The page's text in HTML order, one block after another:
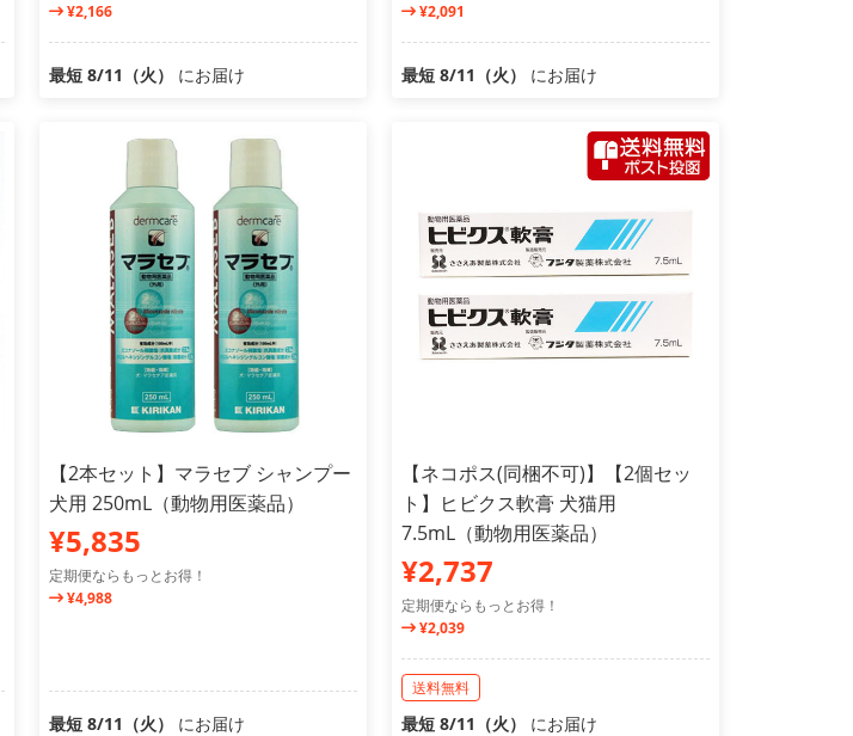
¥2,166
最短 8/11（火） にお届け
¥2,091
最短 8/11（火） にお届け
【2本セット】マラセブ シャンプー
犬用 250mL（動物用医薬品）
¥5,835
定期便ならもっとお得！
¥4,988
最短 8/11（火） にお届け
【ネコポス(同梱不可)】【2個セッ
ト】ヒビクス軟膏 犬猫用
7.5mL（動物用医薬品）
¥2,737
定期便ならもっとお得！
¥2,039
送料無料
最短 8/11（火） にお届け